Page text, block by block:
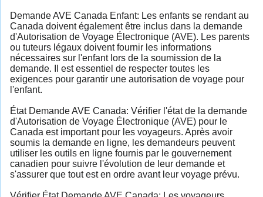
Demande AVE Canada Enfant: Les enfants se rendant au
Canada doivent également être inclus dans la demande
d'Autorisation de Voyage Électronique (AVE). Les parents
ou tuteurs légaux doivent fournir les informations
nécessaires sur l'enfant lors de la soumission de la
demande. Il est essentiel de respecter toutes les
exigences pour garantir une autorisation de voyage pour
l'enfant.
État Demande AVE Canada: Vérifier l'état de la demande
d'Autorisation de Voyage Électronique (AVE) pour le
Canada est important pour les voyageurs. Après avoir
soumis la demande en ligne, les demandeurs peuvent
utiliser les outils en ligne fournis par le gouvernement
canadien pour suivre l'évolution de leur demande et
s'assurer que tout est en ordre avant leur voyage prévu.